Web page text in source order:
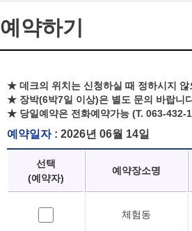
예약하기
★ 데크의 위치는 신청하실 때 정하시지
★ 장박(6박7일 이상)은 별도 문의 바랍니
★ 당일예약은 전화예약가능 (T. 063-432-
예약일자: 2026년 06월 14일
선택
(예약자)
예약장소명
체험동